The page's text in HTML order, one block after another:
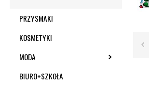
PRZYSMAKI
KOSMETYKI
MODA
BIURO+SZKOŁA